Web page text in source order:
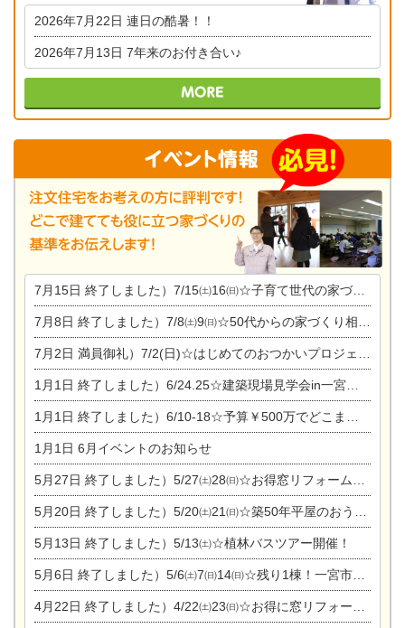
2026年7月22日 連日の酷暑！！
2026年7月13日 7年来のお付き合い♪
7月15日 終了しました）7/15㈯16㈰☆子育て世代の家づくり相談会
7月8日 終了しました）7/8㈯9㈰☆50代からの家づくり相談会
7月2日 満員御礼）7/2(日)☆はじめてのおつかいプロジェクト
1月1日 終了しました）6/24.25☆建築現場見学会in一宮市木曽川町
1月1日 終了しました）6/10-18☆予算￥500万でどこまでできるの？リフォーム相談会
1月1日 6月イベントのお知らせ
5月27日 終了しました）5/27㈯28㈰☆お得窓リフォーム個別相談会
5月20日 終了しました）5/20㈯21㈰☆築50年平屋のおうちリノベーション完成見学会
5月13日 終了しました）5/13㈯☆植林バスツアー開催！
5月6日 終了しました）5/6㈯7㈰14㈰☆残り1棟！一宮市限定モニター募集相談会(新築・建替え)
4月22日 終了しました）4/22㈯23㈰☆お得に窓リフォーム個別相談会